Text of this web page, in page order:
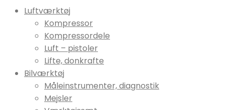
Luftværktøj
Kompressor
Kompressordele
Luft – pistoler
Lifte, donkrafte
Bilværktøj
Måleinstrumenter, diagnostik
Mejsler